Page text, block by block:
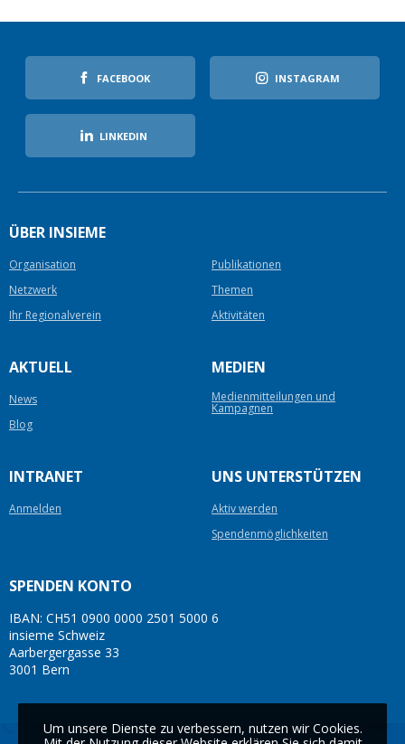
FACEBOOK INSTAGRAM
LINKEDIN
ÜBER INSIEME
Organisation
Publikationen
Netzwerk
Themen
Ihr Regionalverein
Aktivitäten
AKTUELL
News
Blog
MEDIEN
Medienmitteilungen und
Kampagnen
INTRANET
Anmelden
UNS UNTERSTÜTZEN
Aktiv werden
Spendenmöglichkeiten
SPENDEN KONTO
IBAN: CH51 0900 0000 2501 5000 6
insieme Schweiz
Aarbergergasse 33
3001 Bern
Um unsere Dienste zu verbessern, nutzen wir Cookies.